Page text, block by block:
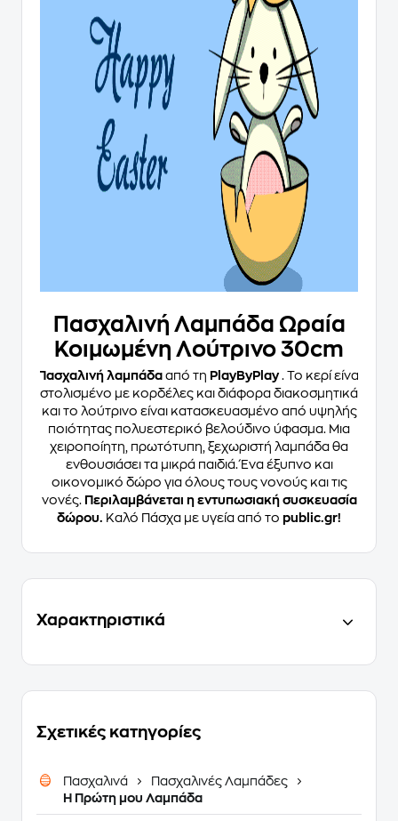
Πασχαλινή Λαμπάδα Ωραία
Κοιμωμένη Λούτρινο 30cm
Πασχαλινή λαμπάδα από τη PlayByPlay. Το κερί είναι
στολισμένο με κορδέλες και διάφορα διακοσμητικά
και το λούτρινο είναι κατασκευασμένο από υψηλής
ποιότητας πολυεστερικό βελούδινο ύφασμα. Μια
χειροποίητη, πρωτότυπη, ξεχωριστή λαμπάδα θα
ενθουσιάσει τα μικρά παιδιά. Ένα έξυπνο και
οικονομικό δώρο για όλους τους νονούς και τις
νονές. Περιλαμβάνεται η εντυπωσιακή συσκευασία
δώρου. Καλό Πάσχα με υγεία από το public.gr!
Χαρακτηριστικά
Σχετικές κατηγορίες
Πασχαλινά
Πασχαλινές Λαμπάδες
H Πρώτη μου Λαμπάδα